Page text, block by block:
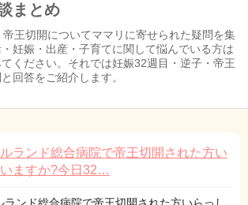
まとめ
王切開についてママリに寄せられた疑問を集
妊娠・出産・子育てに関して悩んでいる方は
ください。それでは妊娠32週目・逆子・帝王
回答をご紹介します。
ランド総合病院で帝王切開された方い
ますか?今日32…